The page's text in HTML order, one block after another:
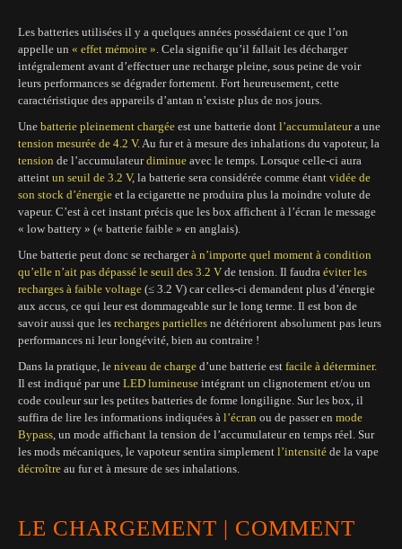
Les batteries utilisées il y a quelques années possédaient ce que l’on
appelle un « effet mémoire ». Cela signifie qu’il fallait les décharger
intégralement avant d’effectuer une recharge pleine, sous peine de voir
leurs performances se dégrader fortement. Fort heureusement, cette
caractéristique des appareils d’antan n’existe plus de nos jours.
Une batterie pleinement chargée est une batterie dont l’accumulateura une
tension mesurée de 4.2 V. Au fur et à mesure des inhalations du vapoteur, la
tension de l’accumulateurdiminue avec le temps. Lorsque celle-ci aura
atteint un seuil de 3.2 V, la batterie sera considérée comme étant vidée de
son stock d’énergie et la ecigarette ne produira plus la moindre volute de
vapeur. C’est à cet instant précis que les box affichent à l’écran le message
« low battery » (« batterie faible » en anglais).
Une batterie peut donc se rechargerà n’importe quel moment à condition
qu’elle n’ait pas dépassé le seuil des 3.2 V de tension. Il faudra éviter les
recharges à faible voltage (≤ 3.2 V) car celles-ci demandent plus d’énergie
aux accus, ce qui leur est dommageable sur le long terme. Il est bon de
savoir aussi que les recharges partielles ne détériorent absolument pas leurs
performances ni leur longévité, bien au contraire !
Dans la pratique, le niveau de charge d’une batterie est facile à déterminer.
Il est indiqué par une LED lumineuse intégrant un clignotement et/ou un
code couleur sur les petites batteries de forme longiligne. Sur les box, il
suffira de lire les informations indiquées à l’écran ou de passer en mode
Bypass, un mode affichant la tension de l’accumulateur en temps réel. Sur
les mods mécaniques, le vapoteur sentira simplement l’intensité de la vape
décroître au fur et à mesure de ses inhalations.
LE CHARGEMENT | COMMENT